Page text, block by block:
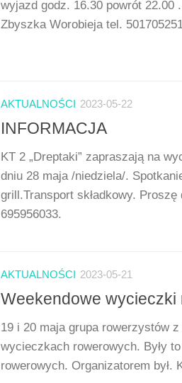
wyjazd godz. 16.30 powrót
Zbyszka Worobieja tel.
AKTUALNOŚCI 2023-05-22
INFORMACJA
KT 2 „Dreptaki” zapraszają na
dniu 28 maja /niedziela/.
grill.Transport składkowy.
695956033.
AKTUALNOŚCI 2023-05-21
Weekendowe wycieczki
19 i 20 maja grupa rowerzystów z
wycieczkach rowerowych. Były
rowerowych. Organizatorem był.